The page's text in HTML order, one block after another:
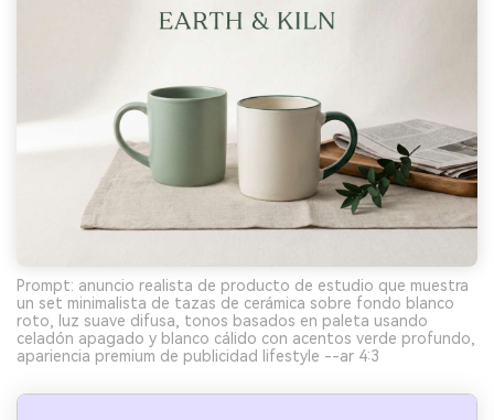
Prompt: anuncio realista de producto de estudio que muestra
un set minimalista de tazas de cerámica sobre fondo blanco
roto, luz suave difusa, tonos basados en paleta usando
celadón apagado y blanco cálido con acentos verde profundo,
apariencia premium de publicidad lifestyle --ar 4:3